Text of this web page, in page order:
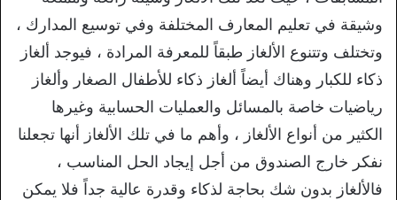
وشيقة في تعليم المعارف المختلفة وفي توسيع المدارك ،
وتختلف وتتنوع الألغاز طبقاً للمعرفة المرادة ، فيوجد ألغاز
ذكاء للكبار وهناك أيضاً ألغاز ذكاء للأطفال الصغار وألغاز
رياضيات خاصة بالمسائل والعمليات الحسابية وغيرها
الكثير من أنواع الألغاز ، وأهم ما في تلك الألغاز أنها تجعلنا
نفكر خارج الصندوق من أجل إيجاد الحل المناسب ،
فالألغاز بدون شك بحاجة لذكاء وقدرة عالية جداً فلا يمكن